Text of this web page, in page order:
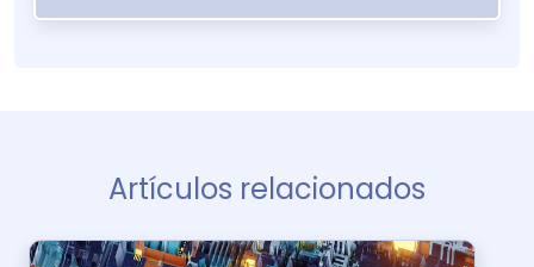
Artículos relacionados